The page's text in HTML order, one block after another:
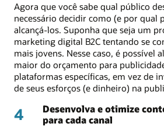
Agora que você sabe qual público
necessário decidir como (e por qual
alcançá-los. Suponha que seja um
marketing digital B2C tentando se
mais jovens. Nesse caso, é possível
maior do orçamento para
plataformas específicas, em vez de
de seus esforços (e dinheiro) na
4
Desenvolva e otimize
para cada canal